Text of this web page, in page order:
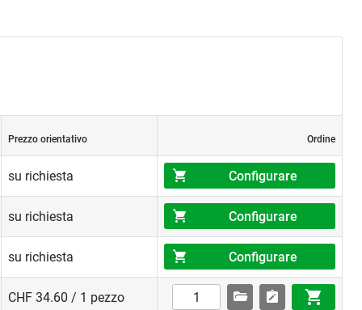
Prezzo orientativo Ordine
su richiesta Configurare
su richiesta Configurare
su richiesta Configurare
CHF 34.60 / 1 pezzo